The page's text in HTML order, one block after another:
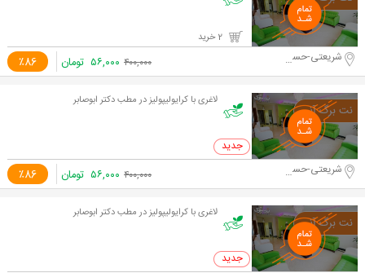
٪86 شریعتی-حسینیه ارشاد ۴۰۰,۰۰۰ ۵۶,۰۰۰ تومان
لاغری با کرایولیپولیز در مطب دکتر ابوصابر
0 خرید
٪86 شریعتی-حسینیه ارشاد ۴۰۰,۰۰۰ ۵۶,۰۰۰ تومان
لاغری با کرایولیپولیز در مطب دکتر ابوصابر
0 خرید